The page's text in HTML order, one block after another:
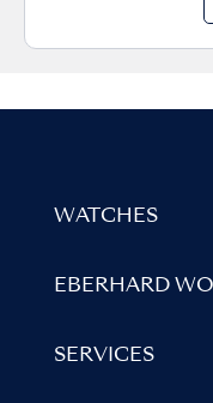
WATCHES
EBERHARD
SERVICES